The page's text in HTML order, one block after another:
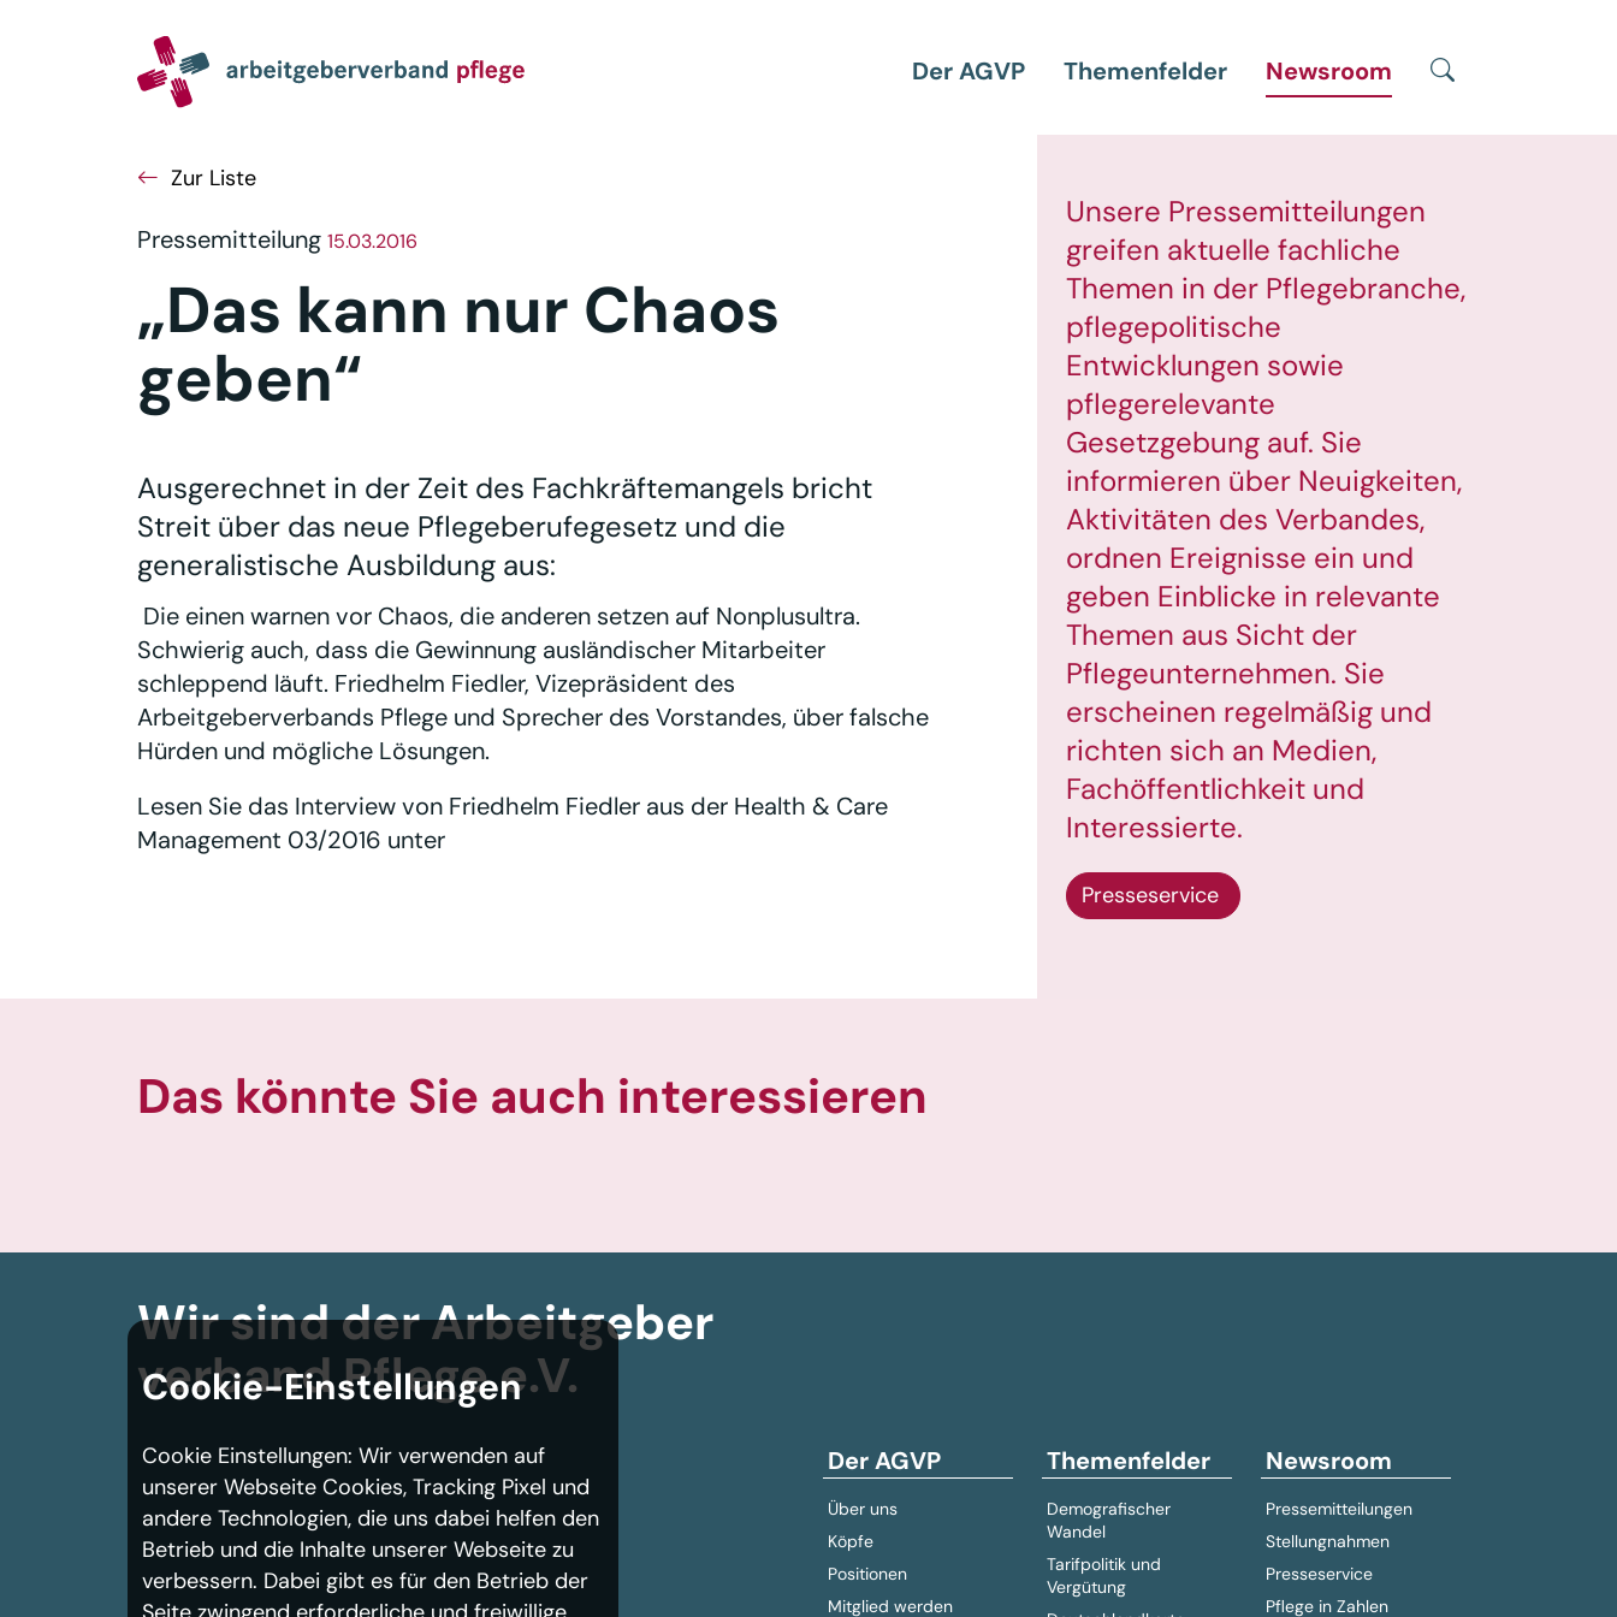
Der AGVP
Themenfelder Newsroom
Zur Liste
Pressemitteilung 15.03.2016
„Das kann nur Chaos
geben“
Ausgerechnet in der Zeit des Fachkräftemangels bricht
Streit über das neue Pflegeberufegesetz und die
generalistische Ausbildung aus:
Die einen warnen vor Chaos, die anderen setzen auf Nonplusultra.
Schwierig auch, dass die Gewinnung ausländischer Mitarbeiter
schleppend läuft. Friedhelm Fiedler, Vizepräsident des
Arbeitgeberverbands Pflege und Sprecher des Vorstandes, über falsche
Hürden und mögliche Lösungen.
Lesen Sie das Interview von Friedhelm Fiedler aus der Health & Care
Management 03/2016 unter
Unsere Pressemitteilungen
greifen aktuelle fachliche
Themen in der Pflegebranche,
pflegepolitische
Entwicklungen sowie
pflegerelevante
Gesetzgebung auf. Sie
informieren über Neuigkeiten,
Aktivitäten des Verbandes,
ordnen Ereignisse ein und
geben Einblicke in relevante
Themen aus Sicht der
Pflegeunternehmen. Sie
erscheinen regelmäßig und
richten sich an Medien,
Fachöffentlichkeit und
Interessierte.
Presseservice
Das könnte Sie auch interessieren
Wir sind der Arbeitgeber­
verbandPflege e.V.
Der AGVP
Über uns
Köpfe
Positionen
Mitglied werden
Themenfelder
Demografischer
Wandel
Tarifpolitik und
Vergütung
Newsroom
Pressemitteilungen
Stellungnahmen
Presseservice
Pflege in Zahlen
Cookie-Einstellungen
Cookie Einstellungen: Wir verwenden auf
unserer Webseite Cookies, Tracking Pixel und
andere Technologien, die uns dabei helfen den
Betrieb und die Inhalte unserer Webseite zu
verbessern. Dabei gibt es für den Betrieb der